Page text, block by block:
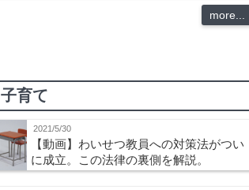
more...
子育て
2021/5/30
【動画】わいせつ教員への対策法がつい
に成立。この法律の裏側を解説。